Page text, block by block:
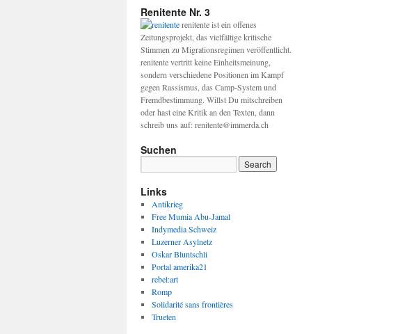
Renitente Nr. 3
renitente ist ein offenes
Zeitungsprojekt, das vielfältige kritische
Stimmen zu Migrationsregimen veröffentlicht.
renitente vertritt keine Einheitsmeinung,
sondern verschiedene Positionen im Kampf
gegen Rassismus, das Camp-System und
Fremdbestimmung. Willst Du mitschreiben
oder hast eine Kritik an den Texten, dann
schreib uns auf: renitente@immerda.ch
Suchen
Links
Antikrieg
Free Mumia Abu-Jamal
Indymedia Schweiz
Luzerner Asylnetz
Oskar Bluntschli
Portal amerika21
rebel:art
Romp
Solidarité sans frontières
Trueten